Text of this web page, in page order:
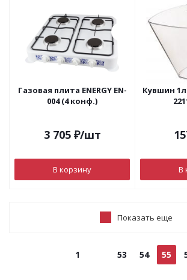
Газовая плита ENERGY EN-
004 (4 конф.)
3 705₽/шт
В корзину
Кувшин
В
Показать еще
1 53 54 55